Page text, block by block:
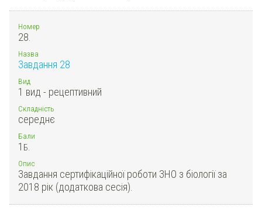
Номер
28.
Назва
Завдання 28
Вид
1 вид - рецептивний
Складність
середнє
Бали
1 Б.
Опис
Завдання сертифікаційної роботи ЗНО з біології за
2018 рік (додаткова сесія).